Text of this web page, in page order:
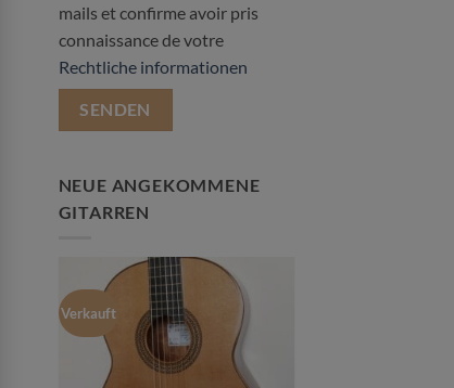
mails et confirme avoir pris
connaissance de votre
Rechtliche informationen
NEUE ANGEKOMMENE
GITARREN
Verkauft